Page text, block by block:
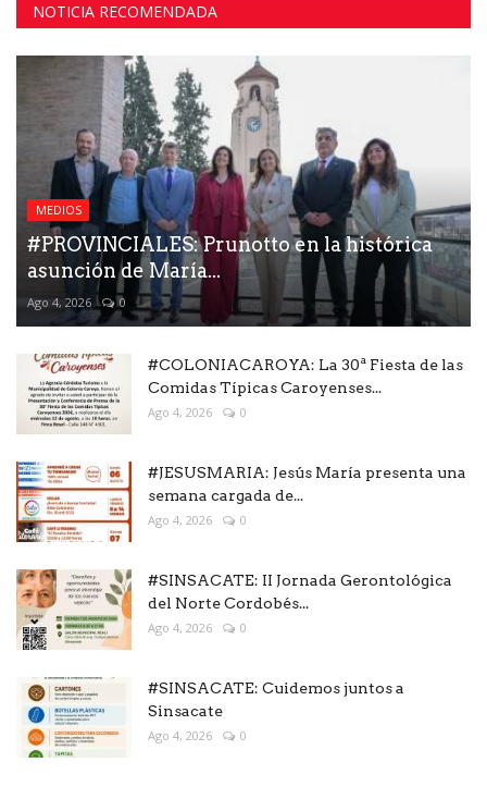
NOTICIA RECOMENDADA
MEDIOS
#PROVINCIALES: Prunotto en la histórica
asunción de María...
Ago 4, 2026 0
#COLONIACAROYA: La 30ª Fiesta de las
Comidas Típicas Caroyenses...
Ago 4, 2026 0
#JESUSMARIA: Jesús María presenta una
semana cargada de...
Ago 4, 2026 0
#SINSACATE: II Jornada Gerontológica
del Norte Cordobés...
Ago 4, 2026 0
#SINSACATE: Cuidemos juntos a
Sinsacate
Ago 4, 2026 0